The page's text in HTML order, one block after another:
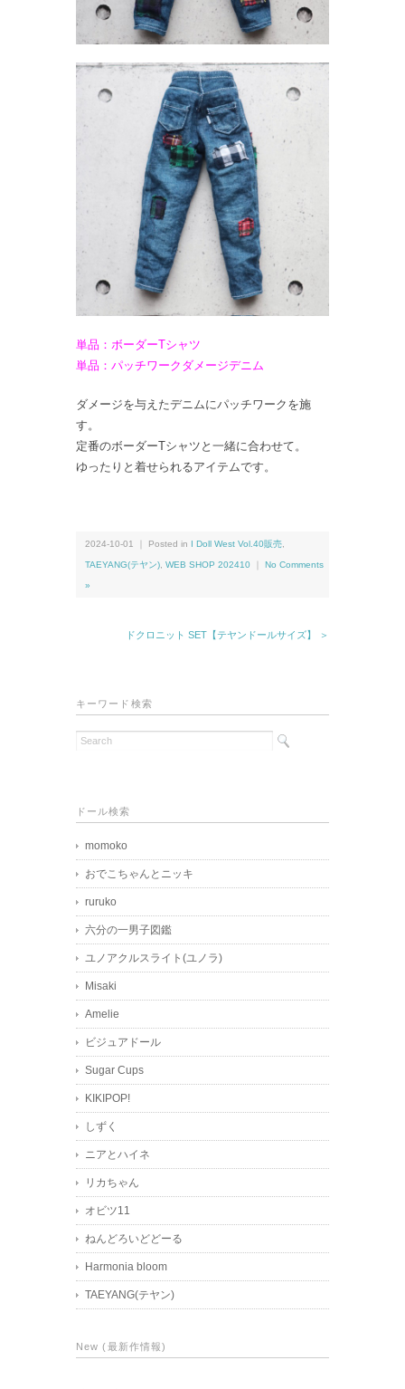
単品：ボーダーTシャツ
単品：パッチワークダメージデニム
ダメージを与えたデニムにパッチワークを施
す。
定番のボーダーTシャツと一緒に合わせて。
ゆったりと着せられるアイテムです。
2024-10-01 ｜ Posted in I Doll West Vol.40販売
TAEYANG(テヤン) WEB SHOP 202410 No Comments
»
ドクロニット SET【テヤンドールサイズ】 ＞
キーワード検索
ドール検索
momoko
おでこちゃんとニッキ
ruruko
六分の一男子図鑑
ユノアクルスライト(ユノラ)
Misaki
Amelie
ビジュアドール
Sugar Cups
KIKIPOP!
しずく
ニアとハイネ
リカちゃん
オビツ11
ねんどろいどどーる
Harmonia bloom
TAEYANG(テヤン)
New (最新作情報)